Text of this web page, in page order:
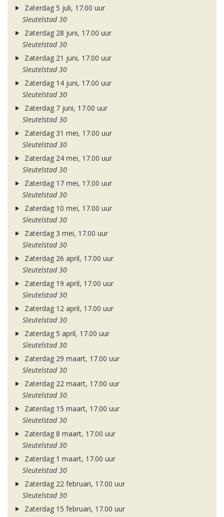
Zaterdag 5 juli, 17.00 uur
Sleutelstad 30
Zaterdag 28 juni, 17.00 uur
Sleutelstad 30
Zaterdag 21 juni, 17.00 uur
Sleutelstad 30
Zaterdag 14 juni, 17.00 uur
Sleutelstad 30
Zaterdag 7 juni, 17.00 uur
Sleutelstad 30
Zaterdag 31 mei, 17.00 uur
Sleutelstad 30
Zaterdag 24 mei, 17.00 uur
Sleutelstad 30
Zaterdag 17 mei, 17.00 uur
Sleutelstad 30
Zaterdag 10 mei, 17.00 uur
Sleutelstad 30
Zaterdag 3 mei, 17.00 uur
Sleutelstad 30
Zaterdag 26 april, 17.00 uur
Sleutelstad 30
Zaterdag 19 april, 17.00 uur
Sleutelstad 30
Zaterdag 12 april, 17.00 uur
Sleutelstad 30
Zaterdag 5 april, 17.00 uur
Sleutelstad 30
Zaterdag 29 maart, 17.00 uur
Sleutelstad 30
Zaterdag 22 maart, 17.00 uur
Sleutelstad 30
Zaterdag 15 maart, 17.00 uur
Sleutelstad 30
Zaterdag 8 maart, 17.00 uur
Sleutelstad 30
Zaterdag 1 maart, 17.00 uur
Sleutelstad 30
Zaterdag 22 februari, 17.00 uur
Sleutelstad 30
Zaterdag 15 februari, 17.00 uur